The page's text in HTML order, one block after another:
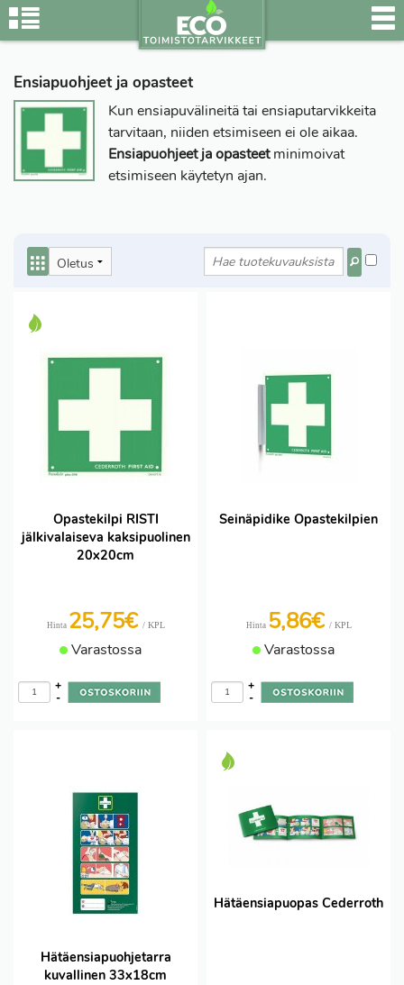
Ensiapuohjeet ja opasteet
Kun ensiapuvälineitä tai ensiaputarvikkeita
tarvitaan, niiden etsimiseen ei ole aikaa.
Ensiapuohjeet ja opasteetminimoivat
etsimiseen käytetyn ajan.
Opastekilpi RISTI
jälkivalaiseva kaksipuolinen
20x20cm
Hinta 25,75€ / KPL
Varastossa
-
+
Seinäpidike Opastekilpien
Hinta 5,86€ / KPL
Varastossa
-
+
Hätäensiapuohjetarra
kuvallinen 33x18cm
Hätäensiapuopas Cederroth